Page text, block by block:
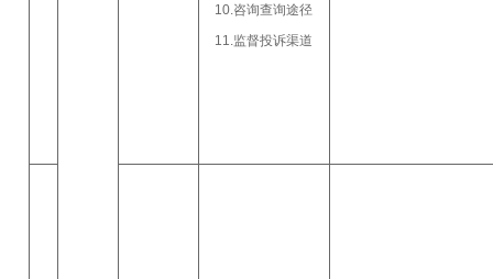
10.咨询查询途径
11.监督投诉渠道